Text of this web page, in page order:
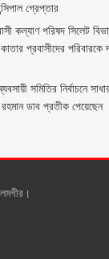
গ্রেপ্তার
কল্যাণ পরিষদ সিলেট
প্রবাসীদের
সমিতির নির্বাচনে
ডাব প্রতীক পেয়েছেন